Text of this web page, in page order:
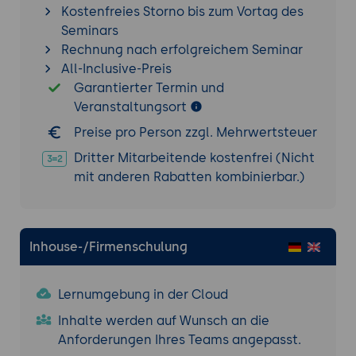
Anti-Patterns: AI-Policy als Marketing-Text
ohne Substanz, fehlende Top-
Management-Einbindung, AI-Rollen ohne
klare Verantwortlichkeiten.
Praxis-Übung:ISO-42001-Anforderungs-
Übung mit KI - für die eigene Organisation
einen AI-Geltungsbereich formulieren,
eine AI-Policy in zwei Versionen (kurz für
Mitarbeiter, ausführlich als Steuerungs-
definieren.
3. AI-Risiko-Management nach ISO 23894 und
AI-Risiko-Management-Grundlagen:
Unterschiede zu klassischem IT-Risiko-
Management.
Kostenfreies Storno bis zum Vortag des
Seminars
Rechnung nach erfolgreichem Seminar
All-Inclusive-Preis
Garantierter Termin und
Veranstaltungsort
Preise pro Person zzgl. Mehrwertsteuer
Dritter Mitarbeitende kostenfrei (Nicht
mit anderen Rabatten kombinierbar.)
Inhouse-/Firmenschulung
Lernumgebung in der Cloud
Inhalte werden auf Wunsch an die
Anforderungen Ihres Teams angepasst.